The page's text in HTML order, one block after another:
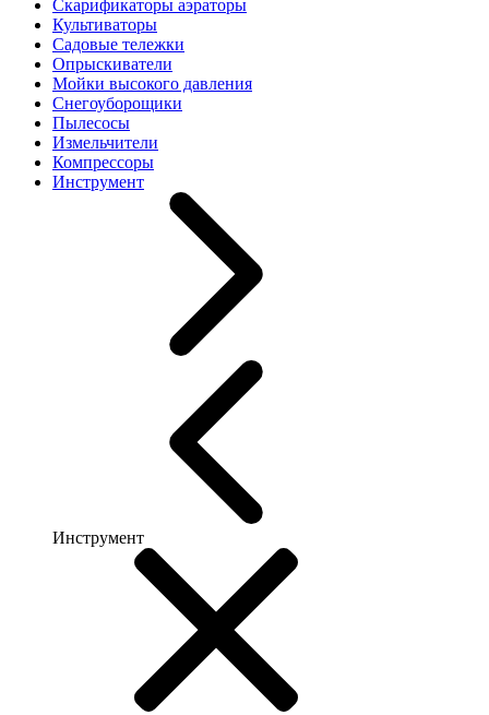
Скарификаторы аэраторы
Культиваторы
Садовые тележки
Опрыскиватели
Мойки высокого давления
Снегоуборощики
Пылесосы
Измельчители
Компрессоры
Инструмент
Инструмент